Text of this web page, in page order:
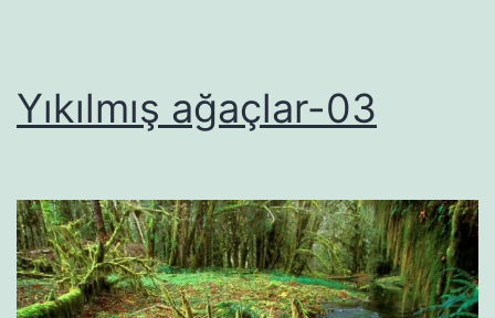
Yıkılmış ağaçlar-03